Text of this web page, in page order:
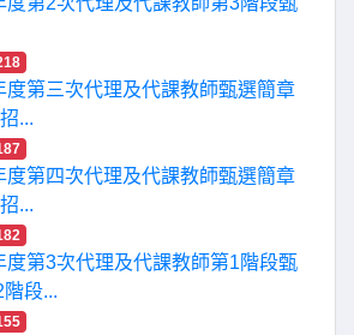
度第三次代理及代課教師甄選簡章
...
度第四次代理及代課教師甄選簡章
...
度第3次代理及代課教師第1階段甄
段...